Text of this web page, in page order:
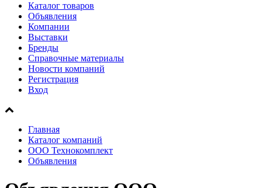
Каталог товаров
Объявления
Компании
Выставки
Бренды
Справочные материалы
Новости компаний
Регистрация
Вход
Главная
Каталог компаний
ООО Технокомплект
Объявления